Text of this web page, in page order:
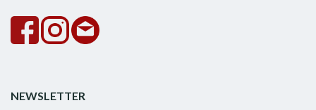
NEWSLETTER